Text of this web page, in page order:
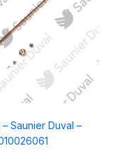
Saunier Duval –